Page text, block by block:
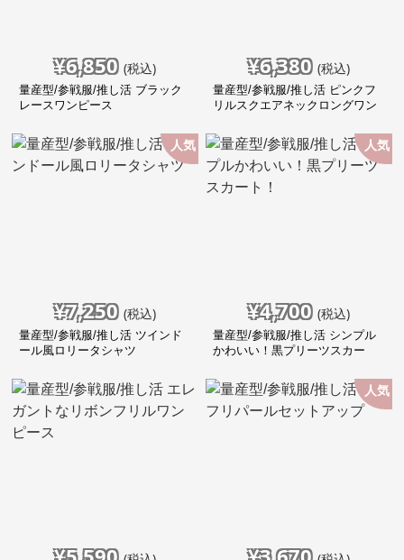
¥6,850 (税込)
量産型/参戦服/推し活 ブラック
レースワンピース
¥6,380 (税込)
量産型/参戦服/推し活 ピンクフ
リルスクエアネックロングワン
人気
¥7,250 (税込)
量産型/参戦服/推し活 ツインド
ール風ロリータシャツ
人気
¥4,700 (税込)
量産型/参戦服/推し活 シンプル
かわいい！黒プリーツスカー
人気